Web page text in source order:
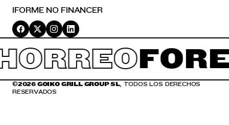
IFORME NO FINANCER
©2026 GOIKO GRILL GROUP SL, TODOS LOS DERECHOS
RESERVADOS